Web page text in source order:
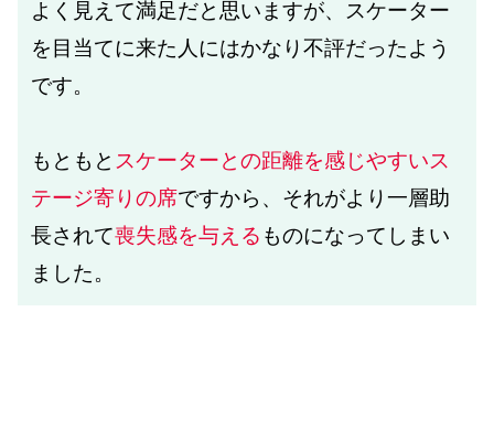
よく見えて満足だと思いますが、スケーター
を目当てに来た人にはかなり不評だったよう
です。
もともと スケーターとの距離を感じやすいス
テージ寄りの席ですから、それがより一層助
長されて喪失感を与える ものになってしまい
ました。